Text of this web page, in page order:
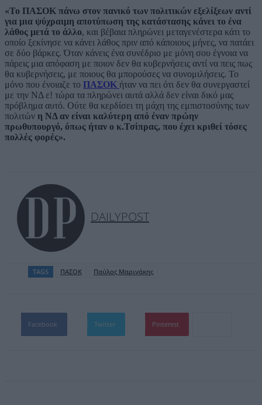
«Το ΠΑΣΟΚ πάνω στον πανικό των πολιτικών εξελίξεων αντί
για μια ψύχραιμη αποτύπωση της κατάστασης κάνει το ένα
λάθος μετά το άλλο, και βέβαια πληρώνει μεταγενέστερα κάτι το
οποίο ξεκίνησε να κάνει λάθος πριν από κάποιους μήνες, να πατάει
σε δύο βάρκες. Όταν κάνεις ένα συνέδριο με μόνη σου έγνοια να
πάρεις μια απόφαση με ποιον δεν θα κυβερνήσεις αντί να πεις πως
θα κυβερνήσεις, με ποιους θα μπορούσες να συνομιλήσεις. Το
μόνο που ένοιαζε το ΠΑΣΟΚ ήταν να πει ότι δεν θα συνεργαστεί
με την ΝΔ ε! τώρα τα πληρώνει αυτά αλλά δεν είναι δικό μας
πρόβλημα αυτό. Ούτε θα κερδίσει τη μάχη της εμπιστοσύνης των
πολιτών η ΝΔ αν είναι καλύτερη από έναν πρώην
πρωθυπουργό, όπως ήταν ο κ.Τσίπρας, που έχει κριθεί τόσες
πολλές φορές».
DAILYPOST
TAGS ΠΑΣΟΚ Παύλος Μαρινάκης
Facebook Twitter Pinterest